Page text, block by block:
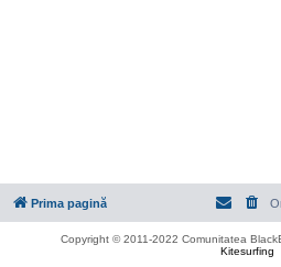
Prima pagină
Copyright © 2011-2022 Comunitatea
Kitesurfing